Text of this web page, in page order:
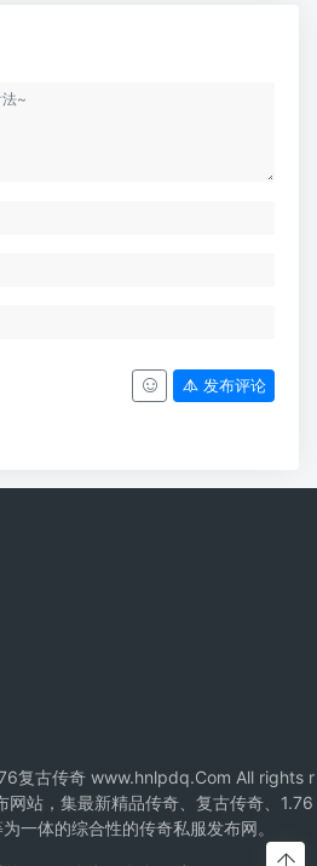
发布评论
复古传奇 www.hnlpdq.Com All rights r
站，集最新精品传奇、复古传奇、1.76
一体的综合性的传奇私服发布网。